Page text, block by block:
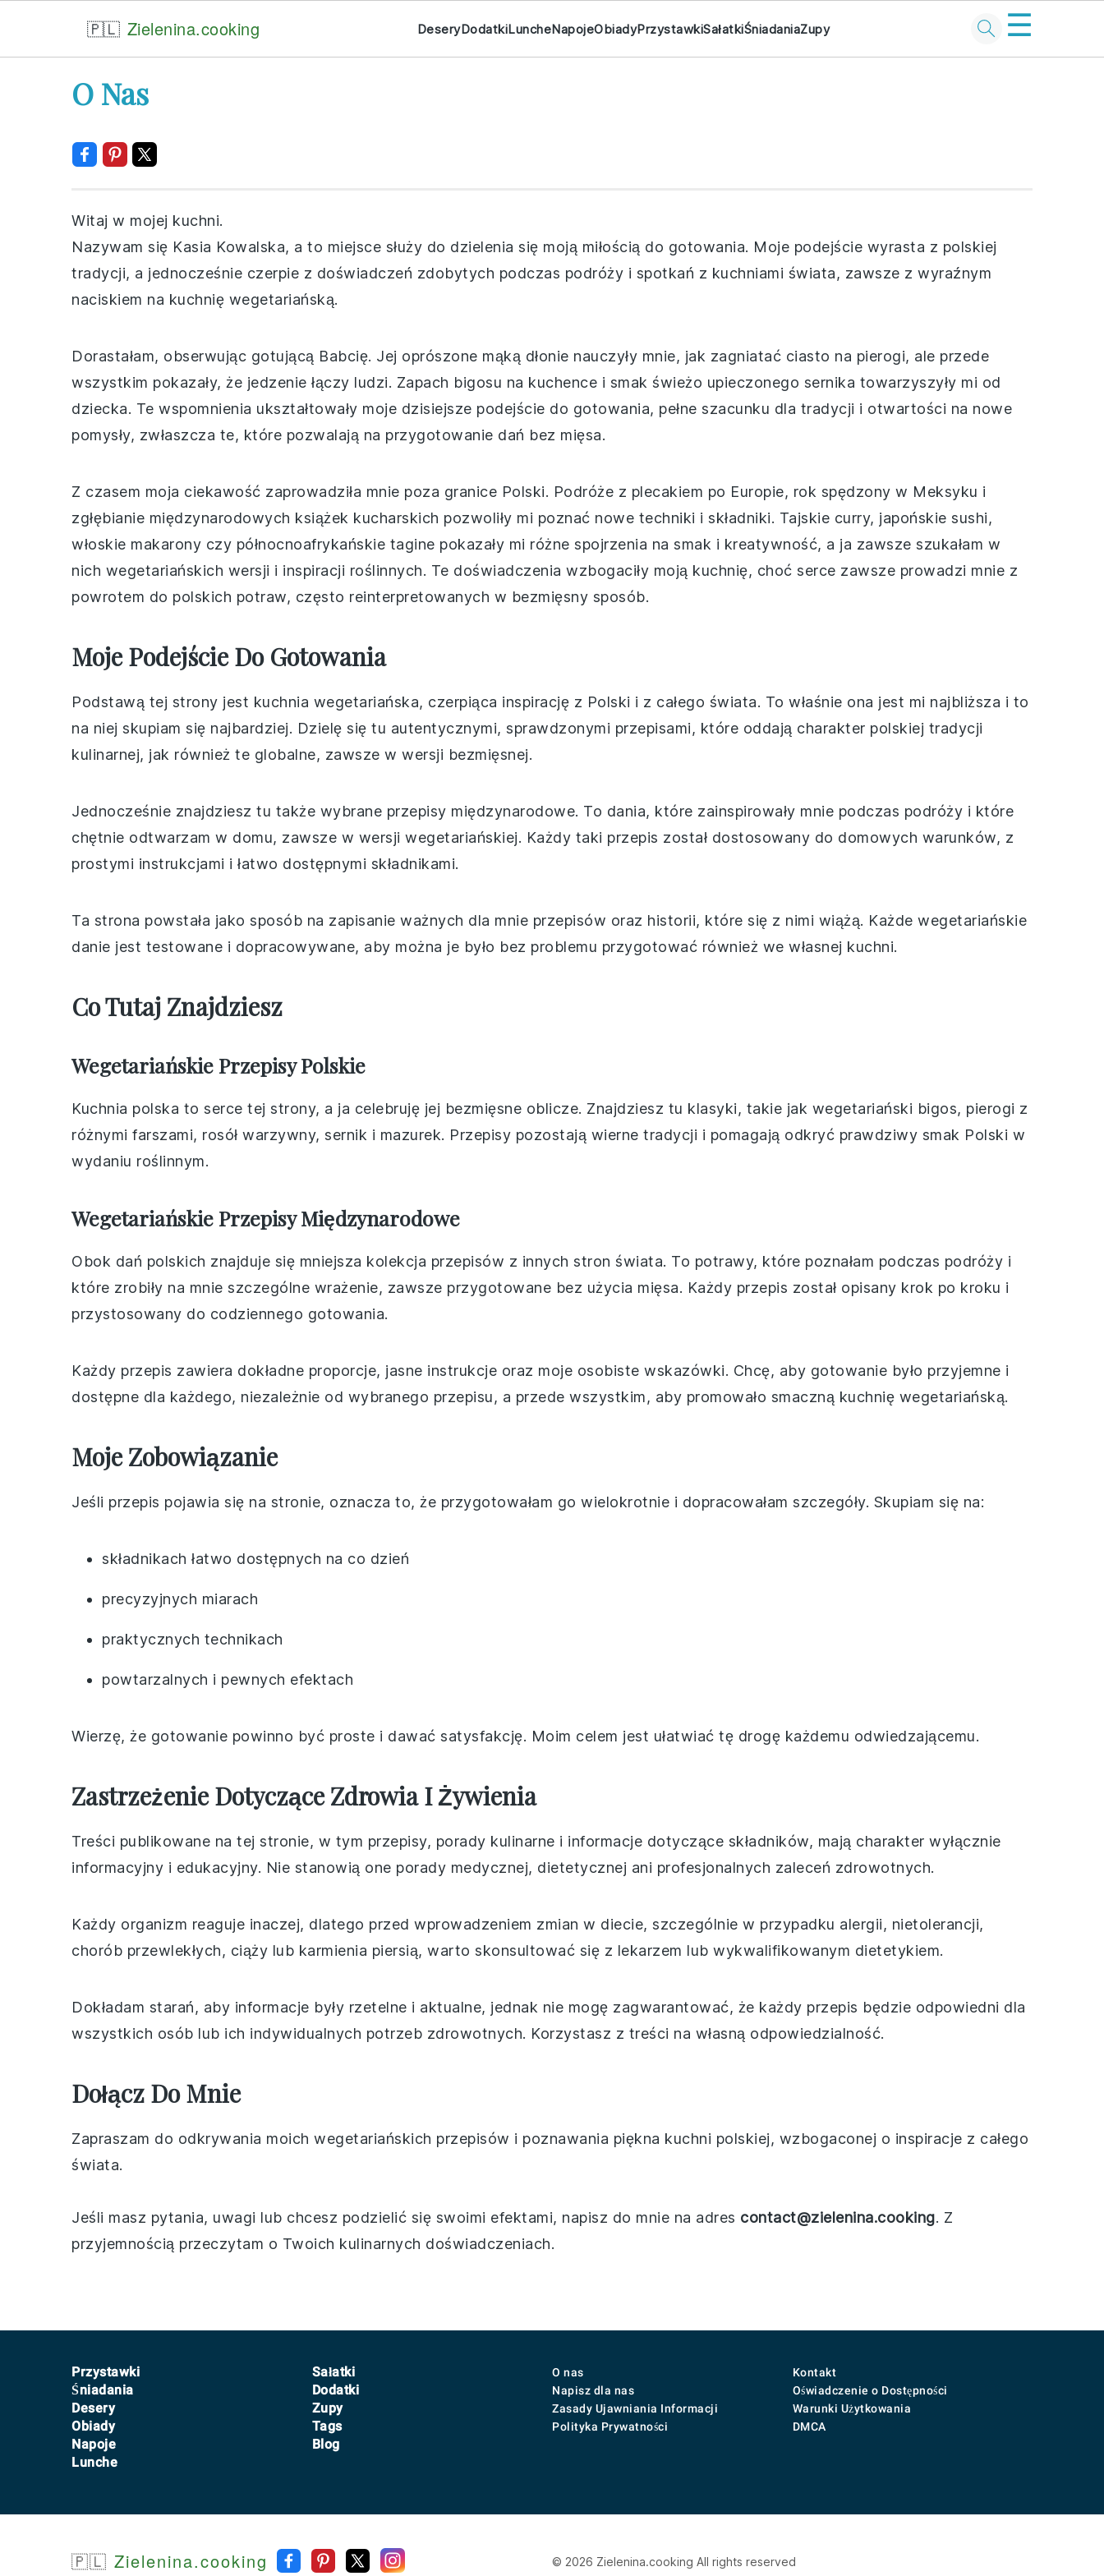
navigation
🇵🇱 Zielenina.cooking DeseryDodatkiLuncheNapojeObiadyPrzystawkiSałatkiŚniadaniaZupy ☰
O Nas
Witaj w mojej kuchni.
Nazywam się Kasia Kowalska, a to miejsce służy do dzielenia się moją miłością do gotowania. Moje podejście wyrasta z polskiej
tradycji, a jednocześnie czerpie z doświadczeń zdobytych podczas podróży i spotkań z kuchniami świata, zawsze z wyraźnym
naciskiem na kuchnię wegetariańską.
Dorastałam, obserwując gotującą Babcię. Jej oprószone mąką dłonie nauczyły mnie, jak zagniatać ciasto na pierogi, ale przede
wszystkim pokazały, że jedzenie łączy ludzi. Zapach bigosu na kuchence i smak świeżo upieczonego sernika towarzyszyły mi od
dziecka. Te wspomnienia ukształtowały moje dzisiejsze podejście do gotowania, pełne szacunku dla tradycji i otwartości na nowe
pomysły, zwłaszcza te, które pozwalają na przygotowanie dań bez mięsa.
Z czasem moja ciekawość zaprowadziła mnie poza granice Polski. Podróże z plecakiem po Europie, rok spędzony w Meksyku i
zgłębianie międzynarodowych książek kucharskich pozwoliły mi poznać nowe techniki i składniki. Tajskie curry, japońskie sushi,
włoskie makarony czy północnoafrykańskie tagine pokazały mi różne spojrzenia na smak i kreatywność, a ja zawsze szukałam w
nich wegetariańskich wersji i inspiracji roślinnych. Te doświadczenia wzbogaciły moją kuchnię, choć serce zawsze prowadzi mnie z
powrotem do polskich potraw, często reinterpretowanych w bezmięsny sposób.
Moje Podejście Do Gotowania
Podstawą tej strony jest kuchnia wegetariańska, czerpiąca inspirację z Polski i z całego świata. To właśnie ona jest mi najbliższa i to
na niej skupiam się najbardziej. Dzielę się tu autentycznymi, sprawdzonymi przepisami, które oddają charakter polskiej tradycji
kulinarnej, jak również te globalne, zawsze w wersji bezmięsnej.
Jednocześnie znajdziesz tu także wybrane przepisy międzynarodowe. To dania, które zainspirowały mnie podczas podróży i które
chętnie odtwarzam w domu, zawsze w wersji wegetariańskiej. Każdy taki przepis został dostosowany do domowych warunków, z
prostymi instrukcjami i łatwo dostępnymi składnikami.
Ta strona powstała jako sposób na zapisanie ważnych dla mnie przepisów oraz historii, które się z nimi wiążą. Każde wegetariańskie
danie jest testowane i dopracowywane, aby można je było bez problemu przygotować również we własnej kuchni.
Co Tutaj Znajdziesz
Wegetariańskie Przepisy Polskie
Kuchnia polska to serce tej strony, a ja celebruję jej bezmięsne oblicze. Znajdziesz tu klasyki, takie jak wegetariański bigos, pierogi z
różnymi farszami, rosół warzywny, sernik i mazurek. Przepisy pozostają wierne tradycji i pomagają odkryć prawdziwy smak Polski w
wydaniu roślinnym.
Wegetariańskie Przepisy Międzynarodowe
Obok dań polskich znajduje się mniejsza kolekcja przepisów z innych stron świata. To potrawy, które poznałam podczas podróży i
które zrobiły na mnie szczególne wrażenie, zawsze przygotowane bez użycia mięsa. Każdy przepis został opisany krok po kroku i
przystosowany do codziennego gotowania.
Każdy przepis zawiera dokładne proporcje, jasne instrukcje oraz moje osobiste wskazówki. Chcę, aby gotowanie było przyjemne i
dostępne dla każdego, niezależnie od wybranego przepisu, a przede wszystkim, aby promowało smaczną kuchnię wegetariańską.
Moje Zobowiązanie
Jeśli przepis pojawia się na stronie, oznacza to, że przygotowałam go wielokrotnie i dopracowałam szczegóły. Skupiam się na:
składnikach łatwo dostępnych na co dzień
precyzyjnych miarach
praktycznych technikach
powtarzalnych i pewnych efektach
Wierzę, że gotowanie powinno być proste i dawać satysfakcję. Moim celem jest ułatwiać tę drogę każdemu odwiedzającemu.
Zastrzeżenie Dotyczące Zdrowia I Żywienia
Treści publikowane na tej stronie, w tym przepisy, porady kulinarne i informacje dotyczące składników, mają charakter wyłącznie
informacyjny i edukacyjny. Nie stanowią one porady medycznej, dietetycznej ani profesjonalnych zaleceń zdrowotnych.
Każdy organizm reaguje inaczej, dlatego przed wprowadzeniem zmian w diecie, szczególnie w przypadku alergii, nietolerancji,
chorób przewlekłych, ciąży lub karmienia piersią, warto skonsultować się z lekarzem lub wykwalifikowanym dietetykiem.
Dokładam starań, aby informacje były rzetelne i aktualne, jednak nie mogę zagwarantować, że każdy przepis będzie odpowiedni dla
wszystkich osób lub ich indywidualnych potrzeb zdrowotnych. Korzystasz z treści na własną odpowiedzialność.
Dołącz Do Mnie
Zapraszam do odkrywania moich wegetariańskich przepisów i poznawania piękna kuchni polskiej, wzbogaconej o inspiracje z całego
świata.
Jeśli masz pytania, uwagi lub chcesz podzielić się swoimi efektami, napisz do mnie na adres contact@zielenina.cooking. Z
przyjemnością przeczytam o Twoich kulinarnych doświadczeniach.
Przystawki
Śniadania
Desery
Obiady
Napoje
Lunche
Sałatki
Dodatki
Zupy
Tags
Blog
O nas
Napisz dla nas
Zasady Ujawniania Informacji
Polityka Prywatności
Kontakt
Oświadczenie o Dostępności
Warunki Użytkowania
DMCA
🇵🇱 Zielenina.cooking © 2026 Zielenina.cooking All rights reserved